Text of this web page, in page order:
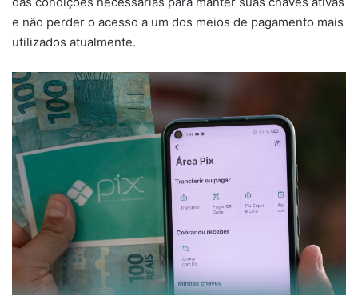
e não perder o acesso a um dos meios de pagamento mais
utilizados atualmente.